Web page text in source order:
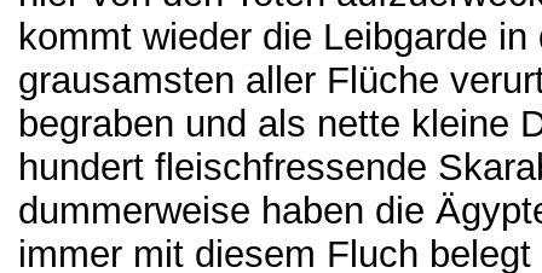
kommt wieder die Leibgarde
grausamsten aller Flüche
begraben und als nette kleine
hundert fleischfressende
dummerweise haben die
immer mit diesem Fluch